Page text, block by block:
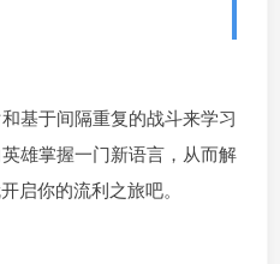
基于间隔重复的战斗来学习
雄掌握一门新语言，从而解
启你的流利之旅吧。